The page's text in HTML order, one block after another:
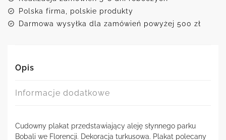
Polska firma, polskie produkty
Darmowa wysyłka dla zamówień powyżej 500 zł
Opis
Informacje dodatkowe
Cudowny plakat przedstawiający aleję słynnego parku
Bobali we Florencji. Dekoracja turkusowa. Plakat polecany